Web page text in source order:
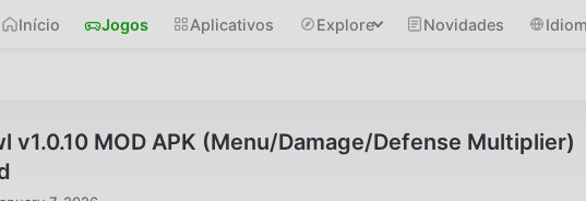
Início Jogos Aplicativos Explore Novidades
v1.0.10 MOD APK (Menu/Damage/Defense Multiplier)